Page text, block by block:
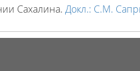
Сахалина. Докл.: С.М.